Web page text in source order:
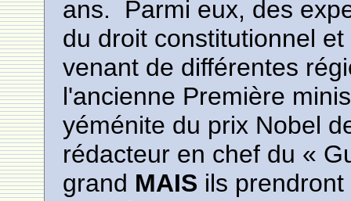
ans. Parmi eux, des
du droit constitutionnel
venant de différentes
l'ancienne Première
yéménite du prix Nobel
rédacteur en chef du «
grand MAIS ils